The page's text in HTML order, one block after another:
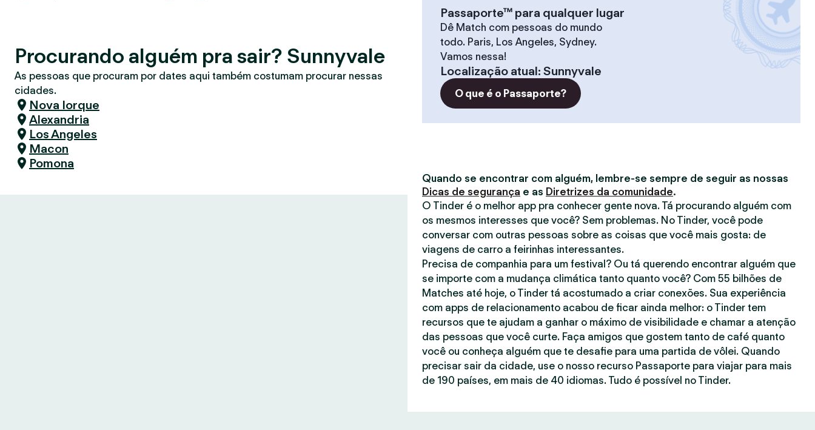
Procurando alguém pra sair? Sunnyvale
As pessoas que procuram por dates aqui também costumam procurar nessas
cidades.
Nova Iorque
Alexandria
Los Angeles
Macon
Pomona
Passaporte™ para qualquer lugar
Dê Match com pessoas do mundo
todo. Paris, Los Angeles, Sydney.
Vamos nessa!
Localização atual: Sunnyvale
O que é o Passaporte?
Quando se encontrar com alguém, lembre-se sempre de seguir as nossas
Dicas de segurança e as Diretrizes da comunidade.
O Tinder é o melhor app pra conhecer gente nova. Tá procurando alguém com
os mesmos interesses que você? Sem problemas. No Tinder, você pode
conversar com outras pessoas sobre as coisas que você mais gosta: de
viagens de carro a feirinhas interessantes.
Precisa de companhia para um festival? Ou tá querendo encontrar alguém que
se importe com a mudança climática tanto quanto você? Com 55 bilhões de
Matches até hoje, o Tinder tá acostumado a criar conexões. Sua experiência
com apps de relacionamento acabou de ficar ainda melhor: o Tinder tem
recursos que te ajudam a ganhar o máximo de visibilidade e chamar a atenção
das pessoas que você curte. Faça amigos que gostem tanto de café quanto
você ou conheça alguém que te desafie para uma partida de vôlei. Quando
precisar sair da cidade, use o nosso recurso Passaporte para viajar para mais
de 190 países, em mais de 40 idiomas. Tudo é possível no Tinder.